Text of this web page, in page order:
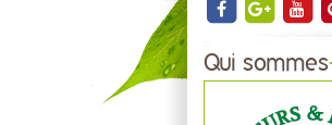
Qui sommes